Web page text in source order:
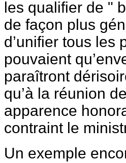
les qualifier de "
de façon plus
d’unifier tous les
pouvaient
paraîtront
qu’à la réunion
apparence
contraint le
Un exemple